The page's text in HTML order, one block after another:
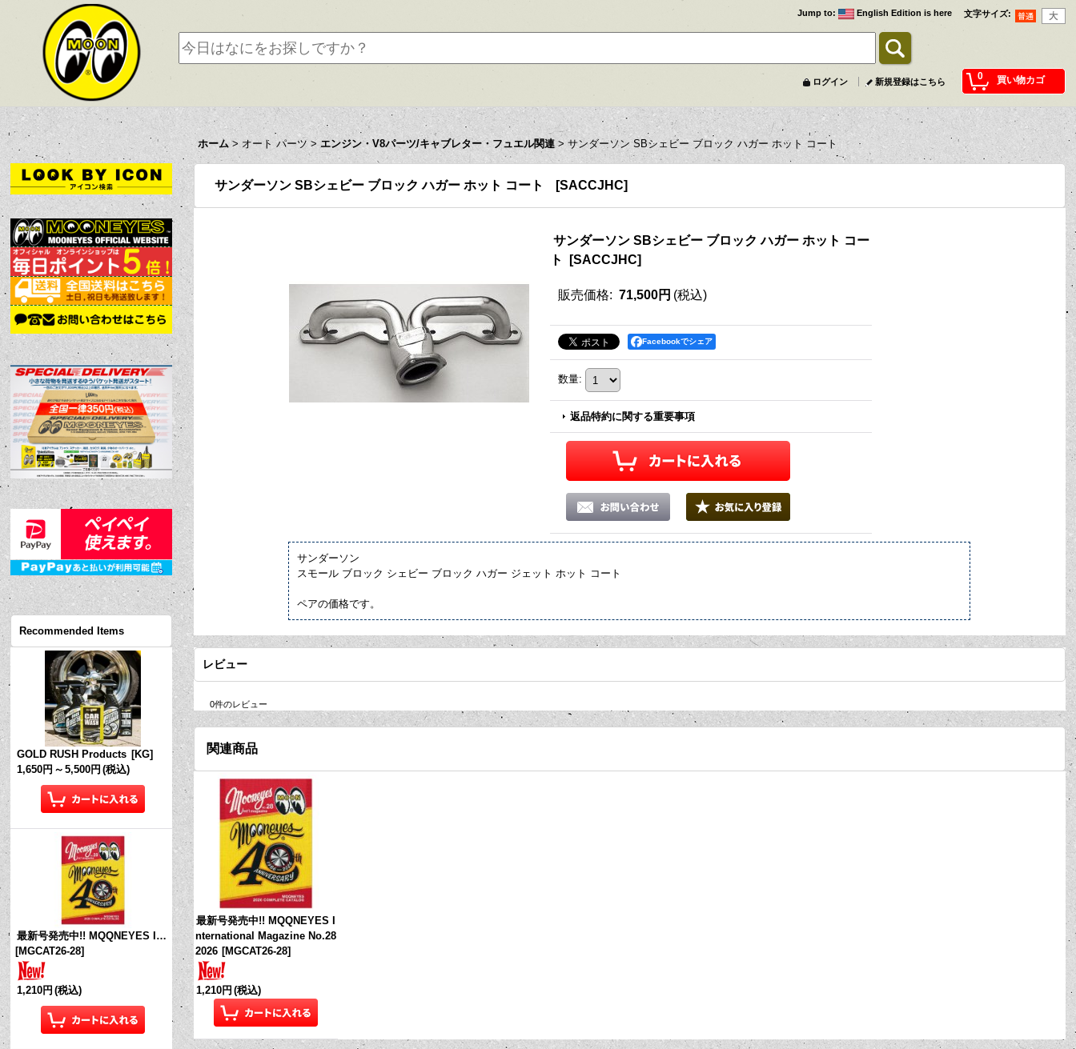
文字サイズ:
Jump to: English Edition is here
0 買い物カゴ
ログイン 新規登録はこちら
ホーム > オート パーツ > エンジン・V8パーツ/キャブレター・フュエル関連 > サンダーソン SBシェビー ブロック ハガー ホット コート
Recommended Items
GOLD RUSH Products [KG]
1,650円 ～ 5,500円 (税込)
最新号発売中!! MQQNEYES International Magazine No.28 2026
[MGCAT26-28]
1,210円 (税込)
サンダーソン SBシェビー ブロック ハガー ホット コート [SACCJHC]
サンダーソン SBシェビー ブロック ハガー ホット コー
ト
[SACCJHC]
販売価格: 71,500円 (税込)
Facebookでシェア
数量:
返品特約に関する重要事項
サンダーソン
スモール ブロック シェビー ブロック ハガー ジェット ホット コート
ペアの価格です。
レビュー
0件のレビュー
関連商品
最新号発売中!! MQQNEYES I
nternational Magazine No.28
2026 [MGCAT26-28]
1,210円 (税込)